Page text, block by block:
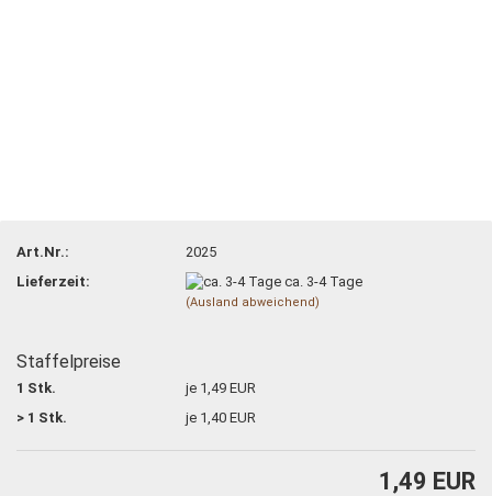
Art.Nr.:
2025
Lieferzeit:
ca. 3-4 Tage
(Ausland abweichend)
Staffelpreise
1 Stk.
je 1,49 EUR
> 1 Stk.
je 1,40 EUR
1,49 EUR